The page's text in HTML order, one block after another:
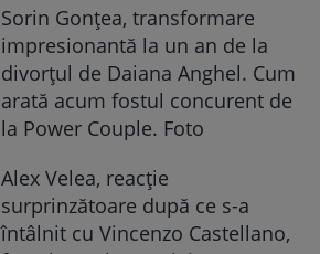
Sorin Gonțea, transformare
impresionantă la un an de la
divorțul de Daiana Anghel. Cum
arată acum fostul concurent de
la Power Couple. Foto
Alex Velea, reacție
surprinzătoare după ce s-a
întâlnit cu Vincenzo Castellano,